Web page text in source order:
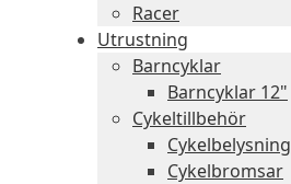
Racer
Utrustning
Barncyklar
Barncyklar 12"
Cykeltillbehör
Cykelbelysning
Cykelbromsar